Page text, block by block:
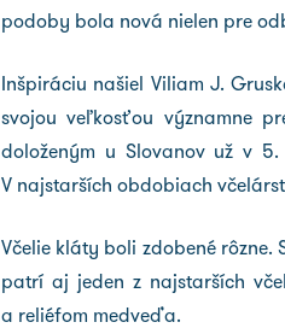
podoby bola nová nielen pre
Inšpiráciu našiel Viliam J.
svojou veľkosťou významne
doloženým u Slovanov už v
V najstarších obdobiach
Včelie kláty boli zdobené
patrí aj jeden z najstarších
a reliéfom medveďa.